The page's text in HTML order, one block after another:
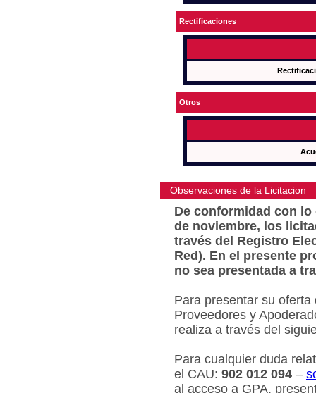
Rectificaciones
Otros
Observaciones de la Licitacion
De conformidad con lo
de noviembre, los
través del Registro
Red). En el presente
no sea presentada a
Para presentar su
Proveedores y
realiza a través del
Para cualquier duda
el CAU: 902 012 094 –
al acceso a GPA,